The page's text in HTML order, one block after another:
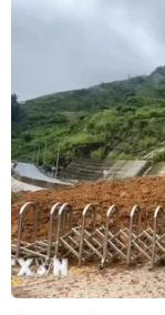
Lãnh đạo
sát vụ thử
17/04/2019 23:07
Nhà lãnh đạo
thử nghiệm một
gọi đây là "sự